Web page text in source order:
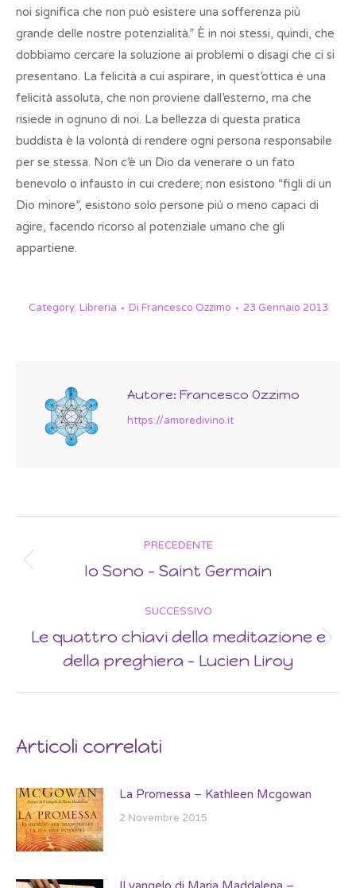
noi significa che non può esistere una sofferenza più
grande delle nostre potenzialità.” È in noi stessi, quindi, che
dobbiamo cercare la soluzione ai problemi o disagi che ci si
presentano. La felicità a cui aspirare, in quest’ottica è una
felicità assoluta, che non proviene dall’esterno, ma che
risiede in ognuno di noi. La bellezza di questa pratica
buddista è la volontà di rendere ogni persona responsabile
per se stessa. Non c’è un Dio da venerare o un fato
benevolo o infausto in cui credere; non esistono “figli di un
Dio minore”, esistono solo persone più o meno capaci di
agire, facendo ricorso al potenziale umano che gli
appartiene.
Category: Libreria Di Francesco Ozzimo 23 Gennaio 2013
Autore: Francesco Ozzimo
https://amoredivino.it
navigation
PRECEDENTE
Previous
Io Sono – Saint Germain
SUCCESSIVO
Next
post:
Le quattro chiavi della meditazione e
della preghiera – Lucien Liroy
Articoli correlati
La Promessa – Kathleen Mcgowan
2 Novembre 2015